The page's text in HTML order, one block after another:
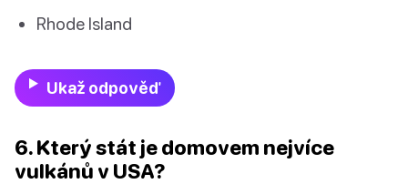
Rhode Island
Ukaž odpověď
6. Který stát je domovem nejvíce
vulkánů v USA?